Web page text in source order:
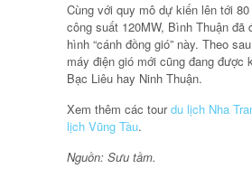
Cùng với quy mô dự kiến lên tới
công suất 120MW, Bình Thuận đã
hình “cánh đồng gió” này. Theo
máy điện gió mới cũng đang được
Bạc Liêu hay Ninh Thuận.
Xem thêm các tourdu lịch Nha
lịch Vũng Tàu.
Nguồn: Sưu tầm.